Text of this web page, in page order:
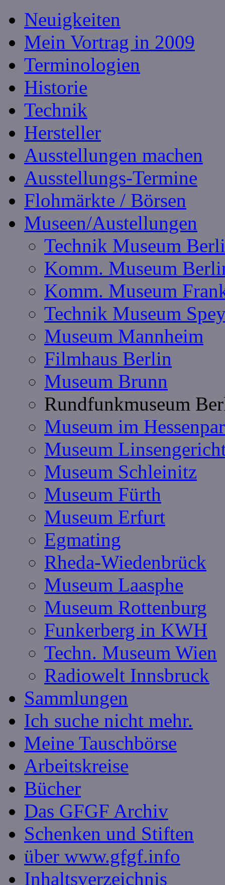
Neuigkeiten
Mein Vortrag in 2009
Terminologien
Historie
Technik
Hersteller
Ausstellungen machen
Ausstellungs-Termine
Flohmärkte / Börsen
Museen/Austellungen
Technik Museum
Komm. Museum
Komm. Museum
Technik Museum
Museum Mannheim
Filmhaus Berlin
Museum Brunn
Rundfunkmuseum
Museum im
Museum
Museum Schleinitz
Museum Fürth
Museum Erfurt
Egmating
Rheda-Wiedenbrück
Museum Laasphe
Museum Rottenburg
Funkerberg in KWH
Techn. Museum Wien
Radiowelt Innsbruck
Sammlungen
Ich suche nicht mehr.
Meine Tauschbörse
Arbeitskreise
Bücher
Das GFGF Archiv
Schenken und Stiften
über www.gfgf.info
Inhaltsverzeichnis